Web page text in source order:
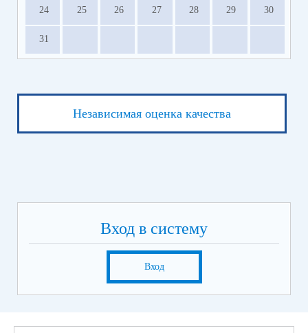
24 25 26 27 28 29 30
31
Независимая оценка качества
Вход в систему
Вход